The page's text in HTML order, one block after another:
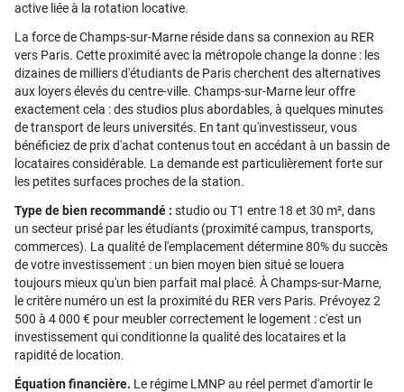
active liée à la rotation locative.
La force de Champs-sur-Marne réside dans sa connexion au RER
vers Paris. Cette proximité avec la métropole change la donne : les
dizaines de milliers d'étudiants de Paris cherchent des alternatives
aux loyers élevés du centre-ville. Champs-sur-Marne leur offre
exactement cela : des studios plus abordables, à quelques minutes
de transport de leurs universités. En tant qu'investisseur, vous
bénéficiez de prix d'achat contenus tout en accédant à un bassin de
locataires considérable. La demande est particulièrement forte sur
les petites surfaces proches de la station.
Type de bien recommandé : studio ou T1 entre 18 et 30 m², dans
un secteur prisé par les étudiants (proximité campus, transports,
commerces). La qualité de l'emplacement détermine 80% du succès
de votre investissement : un bien moyen bien situé se louera
toujours mieux qu'un bien parfait mal placé. À Champs-sur-Marne,
le critère numéro un est la proximité du RER vers Paris. Prévoyez 2
500 à 4 000 € pour meubler correctement le logement : c'est un
investissement qui conditionne la qualité des locataires et la
rapidité de location.
Équation financière. Le régime LMNP au réel permet d'amortir le